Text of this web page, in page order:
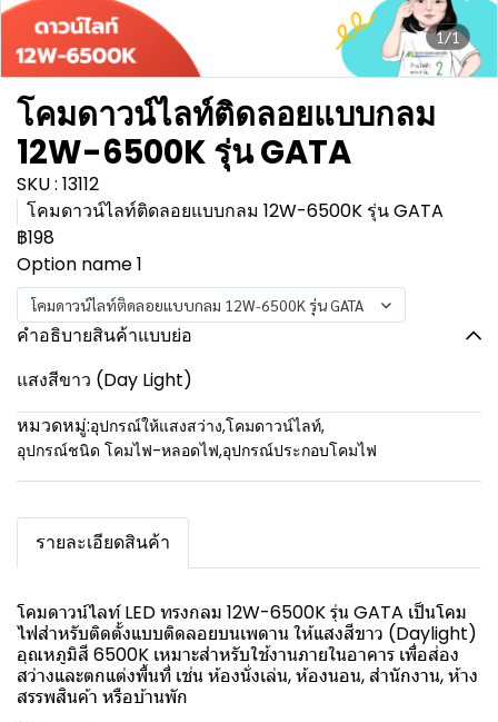
1/1
โคมดาวน์ไลท์ติดลอยแบบกลม
12W-6500K รุ่น GATA
SKU : 13112
โคมดาวน์ไลท์ติดลอยแบบกลม 12W-6500K รุ่น GATA
฿198
Option name 1
โคมดาวน์ไลท์ติดลอยแบบกลม 12W-6500K รุ่น GATA
คำอธิบายสินค้าแบบย่อ
แสงสีขาว (Day Light)
หมวดหมู่:อุปกรณ์ให้แสงสว่าง,โคมดาวน์ไลท์,
อุปกรณ์ชนิด โคมไฟ-หลอดไฟ,อุปกรณ์ประกอบโคมไฟ
รายละเอียดสินค้า
โคมดาวน์ไลท์ LED ทรงกลม 12W-6500K รุ่น GATA เป็นโคม
ไฟสำหรับติดตั้งแบบติดลอยบนเพดาน ให้แสงสีขาว (Daylight)
อุณหภูมิสี 6500K เหมาะสำหรับใช้งานภายในอาคาร เพื่อส่อง
สว่างและตกแต่งพื้นที่ เช่น ห้องนั่งเล่น, ห้องนอน, สำนักงาน, ห้าง
สรรพสินค้า หรือบ้านพัก